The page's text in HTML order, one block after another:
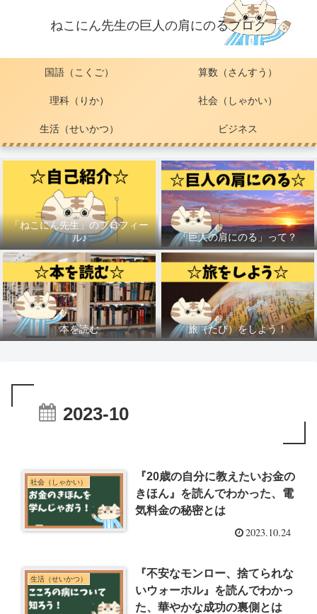
ねこにん先生の巨人の肩にのるブログ
国語（こくご） 算数（さんすう）
理科（りか） 社会（しゃかい）
生活（せいかつ） ビジネス
「ねこにん先生」のプロフィー
ル♪
「巨人の肩にのる」って？
本を読む 旅（たび）をしよう！
2023-10
社会（しゃかい）
『20歳の自分に教えたいお金の
きほん』を読んでわかった、電
気料金の秘密とは
2023.10.24
生活（せいかつ）
『不安なモンロー、捨てられな
いウォーホル』を読んでわかっ
た、華やかな成功の裏側とは